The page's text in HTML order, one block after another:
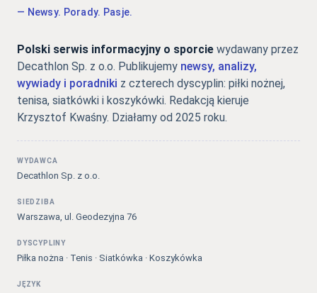
— Newsy. Porady. Pasje.
Polski serwis informacyjny o sporcie wydawany przez
Decathlon Sp. z o.o. Publikujemy newsy, analizy,
wywiady i poradniki z czterech dyscyplin: piłki nożnej,
tenisa, siatkówki i koszykówki. Redakcją kieruje
Krzysztof Kwaśny. Działamy od 2025 roku.
WYDAWCA
Decathlon Sp. z o.o.
SIEDZIBA
Warszawa, ul. Geodezyjna 76
DYSCYPLINY
Piłka nożna · Tenis · Siatkówka · Koszykówka
JĘZYK